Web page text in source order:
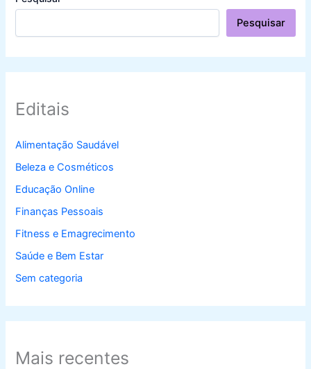
Pesquisar
Editais
Alimentação Saudável
Beleza e Cosméticos
Educação Online
Finanças Pessoais
Fitness e Emagrecimento
Saúde e Bem Estar
Sem categoria
Mais recentes